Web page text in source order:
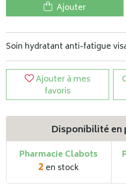
Ajouter
Soin hydratant anti-fatigue
Ajouter à mes
favoris
Disponibilité en
Pharmacie Clabots
2 en stock